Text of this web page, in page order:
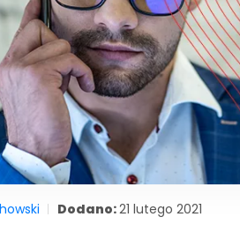
Dodano:21 lutego 2021